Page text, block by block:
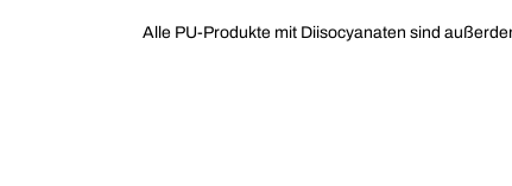
Alle PU-Produkte mit Diisocyanaten sind